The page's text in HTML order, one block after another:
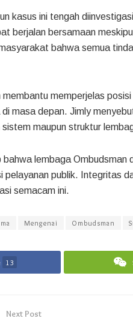
kasus ini tengah
berjalan bersamaan
bahwa semua
memperjelas
masa depan. Jimly
maupun struktur
lembaga Ombudsman
pelayanan publik. Integritas
semacam ini.
Mengenai Ombudsman
13
Next Post